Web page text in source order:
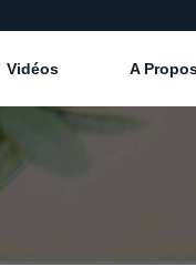
Vidéos A